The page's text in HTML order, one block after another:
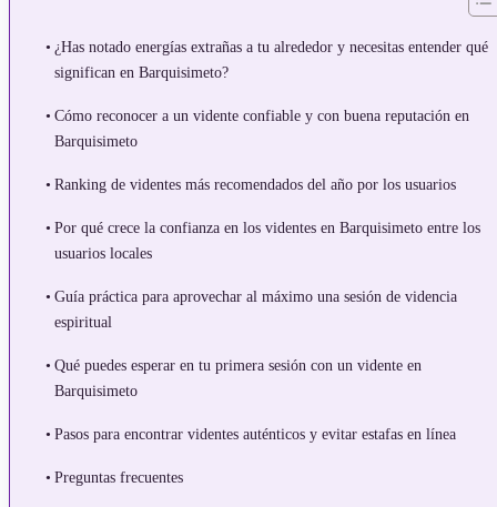
¿Has notado energías extrañas a tu alrededor y necesitas entender qué
significan en Barquisimeto?
Cómo reconocer a un vidente confiable y con buena reputación en
Barquisimeto
Ranking de videntes más recomendados del año por los usuarios
Por qué crece la confianza en los videntes en Barquisimeto entre los
usuarios locales
Guía práctica para aprovechar al máximo una sesión de videncia
espiritual
Qué puedes esperar en tu primera sesión con un vidente en
Barquisimeto
Pasos para encontrar videntes auténticos y evitar estafas en línea
Preguntas frecuentes